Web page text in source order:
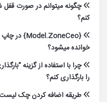
چگونه میتوانم در صورت قفل
کنم؟
خوانده میشود؟
را بارگذاری کنم؟
طریقه اضافه کردن چک